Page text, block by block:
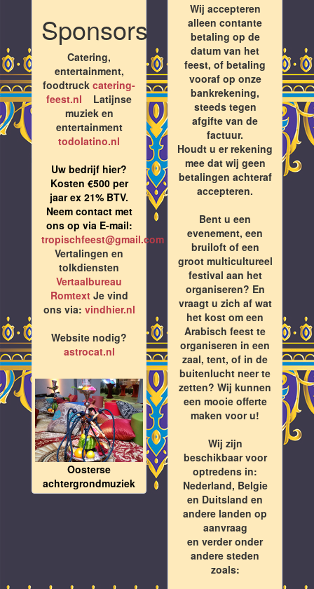
Sponsors
Catering,
entertainment,
foodtruck catering-
feest.nl Latijnse
muziek en
entertainment
todolatino.nl
Uw bedrijf hier?
Kosten €500 per
jaar ex 21% BTV.
Neem contact met
ons op via E-mail:
tropischfeest@gmail.com
Vertalingen en
tolkdiensten
Vertaalbureau
RomtextJe vind
ons via: vindhier.nl
Website nodig?
astrocat.nl
Oosterse
achtergrondmuziek
Wij accepteren
alleen contante
betaling op de
datum van het
feest, of betaling
vooraf op onze
bankrekening,
steeds tegen
afgifte van de
factuur.
Houdt u er rekening
mee dat wij geen
betalingen achteraf
accepteren.
Bent u een
evenement, een
bruiloft of een
groot multicultureel
festival aan het
organiseren? En
vraagt u zich af wat
het kost om een
Arabisch feest te
organiseren in een
zaal, tent, of in de
buitenlucht neer te
zetten? Wij kunnen
een mooie offerte
maken voor u!
Wij zijn
beschikbaar voor
optredens in:
Nederland, Belgie
en Duitsland en
andere landen op
aanvraag
en verder onder
andere steden
zoals: